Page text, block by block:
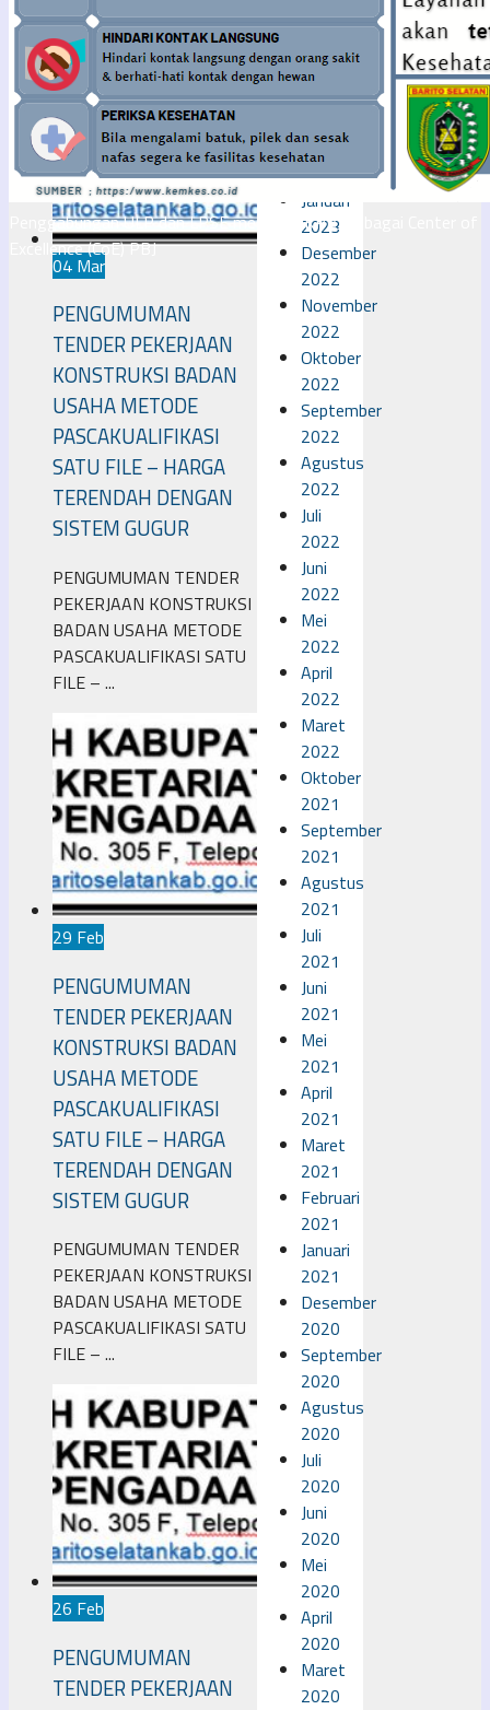
Penggabungan ULP dan LPSE menjadi UKPBJ sebagai Center of
Excellence (CoE) PBJ
2023
2023
Maret
Februari
2023
Januari
2023
Desember
2022
November
2022
Oktober
2022
September
2022
Agustus
2022
Juli
2022
Juni
2022
Mei
2022
April
2022
Maret
2022
Oktober
2021
September
2021
Agustus
2021
Juli
2021
Juni
2021
Mei
2021
April
2021
Maret
2021
Februari
2021
Januari
2021
Desember
2020
September
2020
Agustus
2020
Juli
2020
Juni
2020
Mei
2020
April
2020
Maret
2020
04 Mar
PENGUMUMAN
TENDER PEKERJAAN
KONSTRUKSI BADAN
USAHA METODE
PASCAKUALIFIKASI
SATU FILE – HARGA
TERENDAH DENGAN
SISTEM GUGUR
PENGUMUMAN TENDER
PEKERJAAN KONSTRUKSI
BADAN USAHA METODE
PASCAKUALIFIKASI SATU
FILE – ...
29 Feb
PENGUMUMAN
TENDER PEKERJAAN
KONSTRUKSI BADAN
USAHA METODE
PASCAKUALIFIKASI
SATU FILE – HARGA
TERENDAH DENGAN
SISTEM GUGUR
PENGUMUMAN TENDER
PEKERJAAN KONSTRUKSI
BADAN USAHA METODE
PASCAKUALIFIKASI SATU
FILE – ...
26 Feb
PENGUMUMAN
TENDER PEKERJAAN